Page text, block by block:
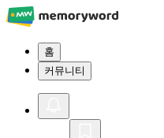
홈
커뮤니티